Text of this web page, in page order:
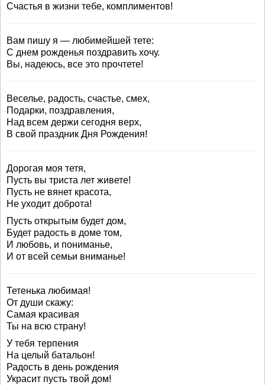
Счастья в жизни тебе, комплиментов!
Вам пишу я — любимейшей тете:
С днем рожденья поздравить хочу.
Вы, надеюсь, все это прочтете!
Веселье, радость, счастье, смех,
Подарки, поздравления,
Над всем держи сегодня верх,
В свой праздник Дня Рождения!
Дорогая моя тетя,
Пусть вы триста лет живете!
Пусть не вянет красота,
Не уходит доброта!
Пусть открытым будет дом,
Будет радость в доме том,
И любовь, и пониманье,
И от всей семьи вниманье!
Тетенька любимая!
От души скажу:
Самая красивая
Ты на всю страну!
У тебя терпения
На целый батальон!
Радость в день рождения
Украсит пусть твой дом!